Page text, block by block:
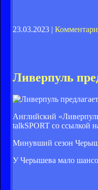
23.03.2023 |
Ливерпуль
Английский
talkSPORT со ссылкой
Минувший сезон
У Черышева мало